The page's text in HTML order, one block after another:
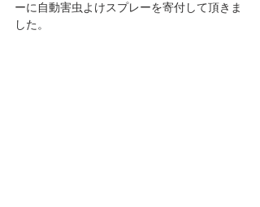
ーに自動害虫よけスプレーを寄付して頂きま
した。